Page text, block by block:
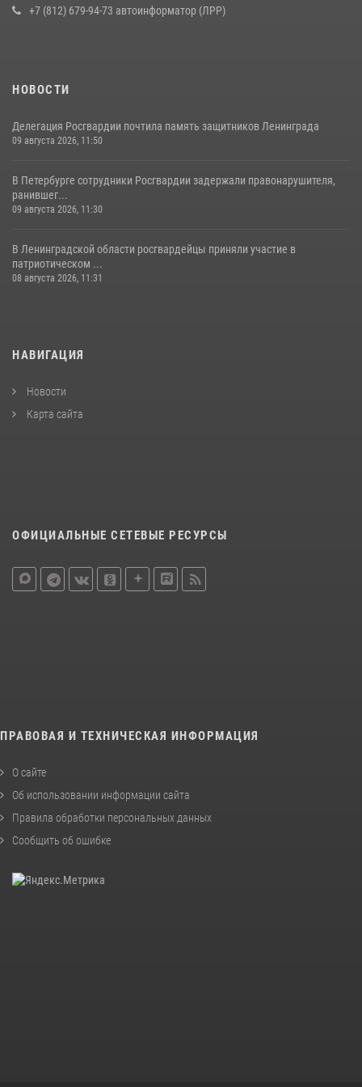
+7 (812) 679-94-73 автоинформатор (ЛРР)
НОВОСТИ
Делегация Росгвардии почтила память защитников Ленинграда
09 августа 2026, 11:50
В Петербурге сотрудники Росгвардии задержали правонарушителя,
ранившег...
09 августа 2026, 11:30
В Ленинградской области росгвардейцы приняли участие в
патриотическом ...
08 августа 2026, 11:31
НАВИГАЦИЯ
Новости
Карта сайта
ОФИЦИАЛЬНЫЕ СЕТЕВЫЕ РЕСУРСЫ
ПРАВОВАЯ И ТЕХНИЧЕСКАЯ ИНФОРМАЦИЯ
О сайте
Об использовании информации сайта
Правила обработки персональных данных
Сообщить об ошибке